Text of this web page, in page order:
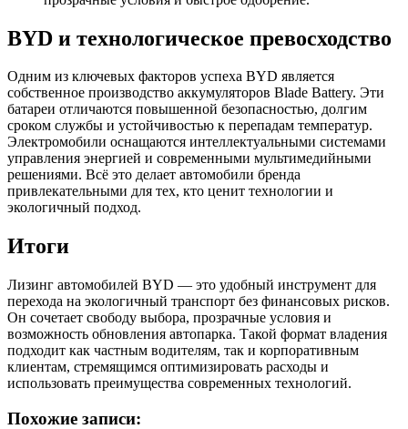
BYD и технологическое превосходство
Одним из ключевых факторов успеха BYD является
собственное производство аккумуляторов Blade Battery. Эти
батареи отличаются повышенной безопасностью, долгим
сроком службы и устойчивостью к перепадам температур.
Электромобили оснащаются интеллектуальными системами
управления энергией и современными мультимедийными
решениями. Всё это делает автомобили бренда
привлекательными для тех, кто ценит технологии и
экологичный подход.
Итоги
Лизинг автомобилей BYD — это удобный инструмент для
перехода на экологичный транспорт без финансовых рисков.
Он сочетает свободу выбора, прозрачные условия и
возможность обновления автопарка. Такой формат владения
подходит как частным водителям, так и корпоративным
клиентам, стремящимся оптимизировать расходы и
использовать преимущества современных технологий.
Похожие записи: